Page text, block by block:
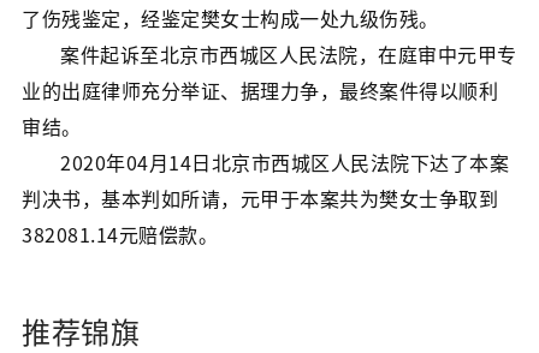
了伤残鉴定，经鉴定樊女士构成一处九级伤残。
案件起诉至北京市西城区人民法院，在庭审中元甲专
业的出庭律师充分举证、据理力争，最终案件得以顺利
审结。
2020年04月14日北京市西城区人民法院下达了本案
判决书，基本判如所请，元甲于本案共为樊女士争取到
382081.14元赔偿款。
推荐锦旗